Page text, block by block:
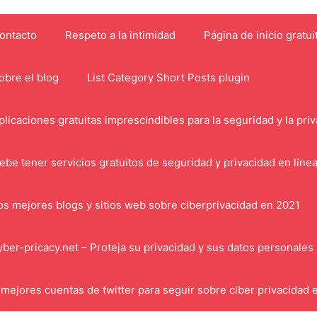
Respeto a la intimidad Página de inicio
el blog List Category Short Posts plugin
gratuitas imprescindibles para la seguridad y la
tener servicios gratuitos de seguridad y privacidad en
mejores blogs y sitios web sobre ciberprivacidad en 2021
pricacy.net – Proteja su privacidad y sus datos personales
cuentas de twitter para seguir sobre ciber privacidad